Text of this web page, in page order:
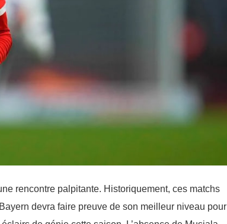
rencontre palpitante. Historiquement, ces matchs
devra faire preuve de son meilleur niveau pour